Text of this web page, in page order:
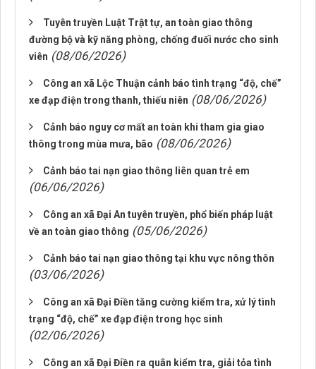
Tuyên truyền Luật Trật tự, an toàn giao thông
đường bộ và kỹ năng phòng, chống đuối nước cho sinh
viên (08/06/2026)
Công an xã Lộc Thuận cảnh báo tình trạng “độ, chế”
xe đạp điện trong thanh, thiếu niên (08/06/2026)
Cảnh báo nguy cơ mất an toàn khi tham gia giao
thông trong mùa mưa, bão (08/06/2026)
Cảnh báo tai nạn giao thông liên quan trẻ em
(06/06/2026)
Công an xã Đại An tuyên truyền, phổ biến pháp luật
về an toàn giao thông (05/06/2026)
Cảnh báo tai nạn giao thông tại khu vực nông thôn
(03/06/2026)
Công an xã Đại Điền tăng cường kiểm tra, xử lý tình
trạng “độ, chế” xe đạp điện trong học sinh
(02/06/2026)
Công an xã Đại Điền ra quân kiểm tra, giải tỏa tình